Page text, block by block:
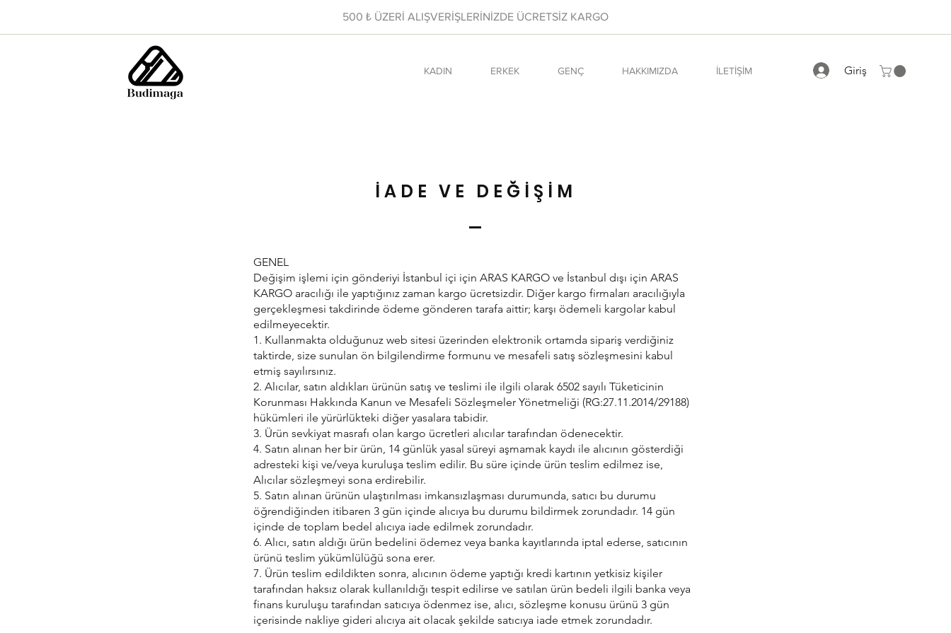
Giriş
KADIN ERKEK GENÇ HAKKIMIZDA İLETİŞİM
500 ₺ ÜZERİ ALIŞVERİŞLERİNİZDE ÜCRETSİZ KARGO
İADE VE DEĞİŞİM
GENEL
Değişim işlemi için gönderiyi İstanbul içi için ARAS KARGO ve İstanbul dışı için ARAS
KARGO aracılığı ile yaptığınız zaman kargo ücretsizdir. Diğer kargo firmaları aracılığıyla
gerçekleşmesi takdirinde ödeme gönderen tarafa aittir; karşı ödemeli kargolar kabul
edilmeyecektir.
1. Kullanmakta olduğunuz web sitesi üzerinden elektronik ortamda sipariş verdiğiniz
taktirde, size sunulan ön bilgilendirme formunu ve mesafeli satış sözleşmesini kabul
etmiş sayılırsınız.
2. Alıcılar, satın aldıkları ürünün satış ve teslimi ile ilgili olarak 6502 sayılı Tüketicinin
Korunması Hakkında Kanun ve Mesafeli Sözleşmeler Yönetmeliği (RG:27.11.2014/29188)
hükümleri ile yürürlükteki diğer yasalara tabidir.
3. Ürün sevkiyat masrafı olan kargo ücretleri alıcılar tarafından ödenecektir.
4. Satın alınan her bir ürün, 14 günlük yasal süreyi aşmamak kaydı ile alıcının gösterdiği
adresteki kişi ve/veya kuruluşa teslim edilir. Bu süre içinde ürün teslim edilmez ise,
Alıcılar sözleşmeyi sona erdirebilir.
5. Satın alınan ürünün ulaştırılması imkansızlaşması durumunda, satıcı bu durumu
öğrendiğinden itibaren 3 gün içinde alıcıya bu durumu bildirmek zorundadır. 14 gün
içinde de toplam bedel alıcıya iade edilmek zorundadır.
6. Alıcı, satın aldığı ürün bedelini ödemez veya banka kayıtlarında iptal ederse, satıcının
ürünü teslim yükümlülüğü sona erer.
7. Ürün teslim edildikten sonra, alıcının ödeme yaptığı kredi kartının yetkisiz kişiler
tarafından haksız olarak kullanıldığı tespit edilirse ve satılan ürün bedeli ilgili banka veya
finans kuruluşu tarafından satıcıya ödenmez ise, alıcı, sözleşme konusu ürünü 3 gün
içerisinde nakliye gideri alıcıya ait olacak şekilde satıcıya iade etmek zorundadır.